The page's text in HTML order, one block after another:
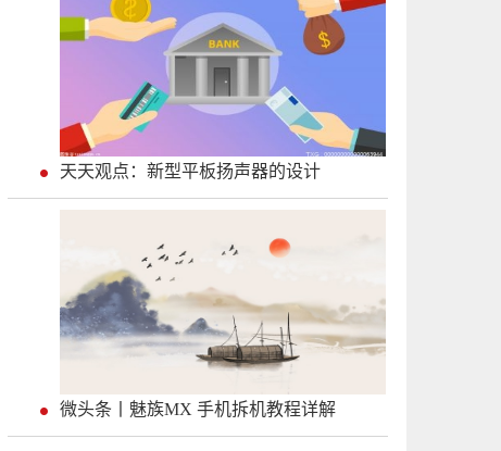
天天观点：新型平板扬声器的设计
微头条丨魅族MX 手机拆机教程详解